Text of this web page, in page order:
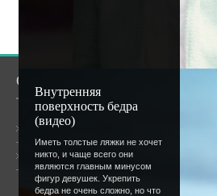
Внутренняя
поверхность бедра
(видео)
Иметь толстые ляжки не хочет
никто, и чаще всего они
являются главным минусом
фигур девушек. Укрепить
бедра не очень сложно, но что
О сайте
Общая информация
Форум